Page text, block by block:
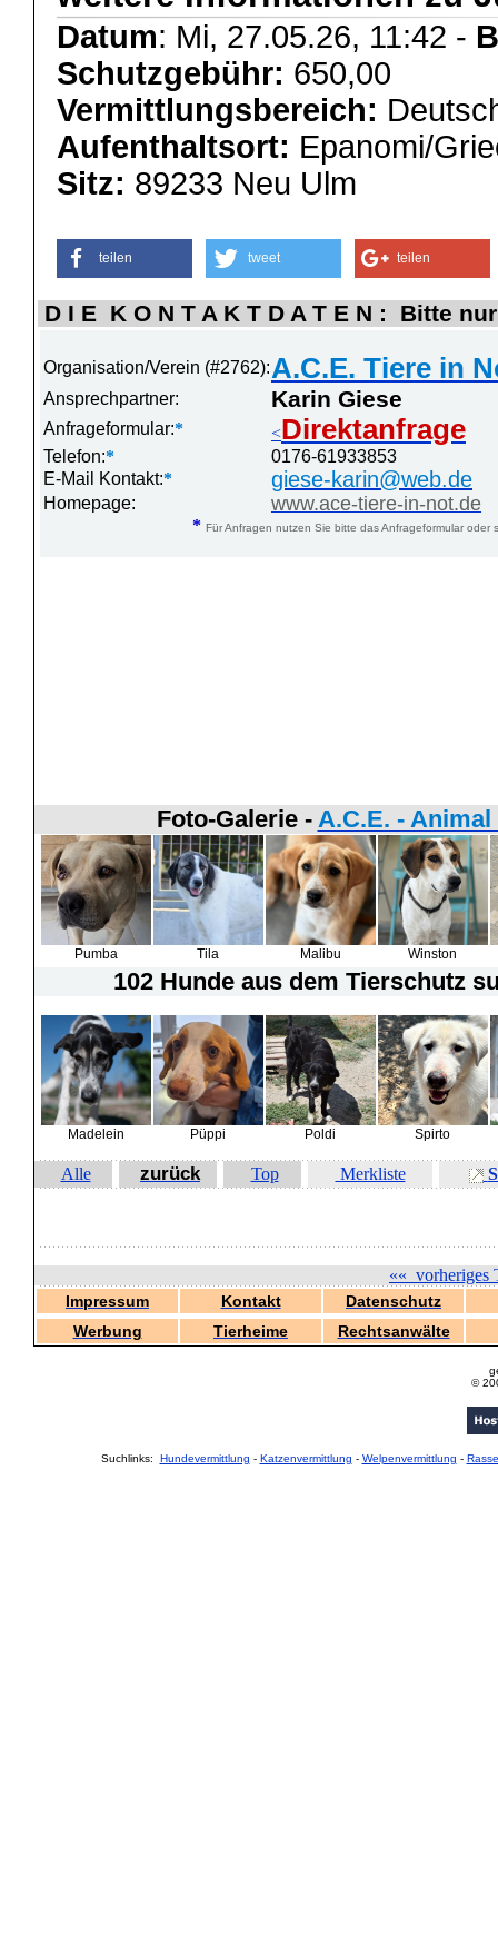
Datum: Mi, 27.05.26, 11:42 -
Schutzgebühr: 650,00
Vermittlungsbereich:
Aufenthaltsort: Epanomi/
Sitz: 89233 Neu Ulm
teilen tweet teilen
D I E K O N T A K T D A T E N : Bitte
Organisation/Verein (#2762):A.C.E. Tiere in
Ansprechpartner: Karin Giese
Anfrageformular:* <Direktanfrage
Telefon:*
0176-61933853
E-Mail Kontakt:* giese-karin@web.de
Homepage: www.ace-tiere-in-not.de
* Für Anfragen nutzen Sie bitte das Anfrageformular
Foto-Galerie - A.C.E. -
Pumba Tila Malibu Winston
102 Hunde aus dem Tierschutz
Madelein Püppi Poldi Spirto
Alle zurück Top Merkliste
«« vorheriges
Impressum Kontakt
Datenschutz
Werbung
Tierheime Rechtsanwälte
©
Suchlinks: Hundevermittlung - Katzenvermittlung - Welpenvermittlung -